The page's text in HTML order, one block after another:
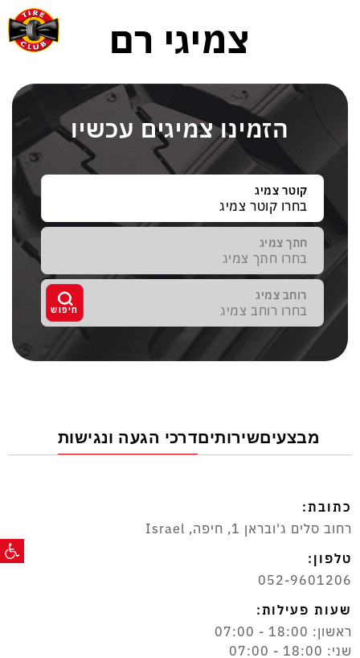
פתח
צמיגי רם
הזמינו צמיגים עכשיו
קוטר צמיג
חתך צמיג
רוחב צמיג
מבצעיםשירותיםדרכי הגעה ונגישות
כתובת:
רחוב סלים ג'ובראן 1, חיפה, Israel
טלפון:
052-9601206
שעות פעילות:
ראשון: 18:00 - 07:00
שני: 18:00 - 07:00